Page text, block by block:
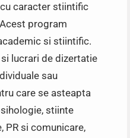
caracter stiintific
Acest program
si stiintific.
lucrari de dizertatie
sau
care se asteapta
stiinte
PR si comunicare,